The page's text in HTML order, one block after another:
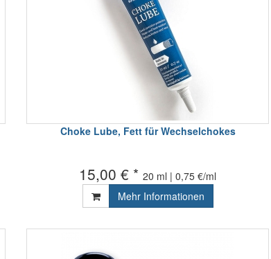
Choke Lube, Fett für Wechselchokes
15,00 € * 20 ml | 0,75 €/ml
Mehr Informationen